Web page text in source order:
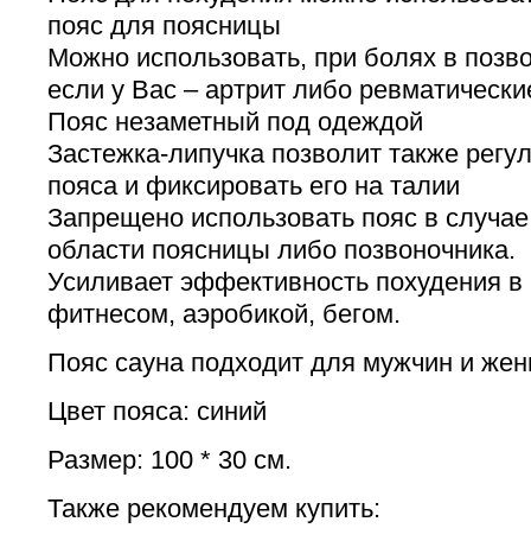
пояс для поясницы
Можно использовать, при болях в
если у Вас – артрит либо
Пояс незаметный под одеждой
Застежка-липучка позволит также
пояса и фиксировать его на талии
Запрещено использовать пояс в
области поясницы либо позвоночника.
Усиливает эффективность похудения в
фитнесом, аэробикой, бегом.
Пояс сауна подходит для мужчин и
Цвет пояса: синий
Размер: 100 * 30 см.
Также рекомендуем купить: